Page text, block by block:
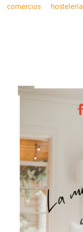
comercios hostelería